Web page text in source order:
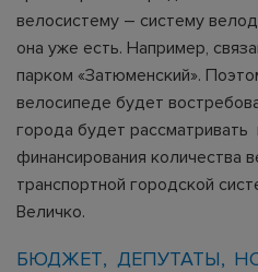
велосистему – систему
она уже есть. Например,
парком «Затюменский».
велосипеде будет
города будет
финансирования количества
транспортной городской
Величко.
БЮДЖЕТ ДЕПУТАТЫ